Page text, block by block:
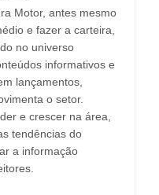
Motor, antes mesmo
e fazer a carteira,
no universo
informativos e
lançamentos,
o setor.
e crescer na área,
tendências do
a informação